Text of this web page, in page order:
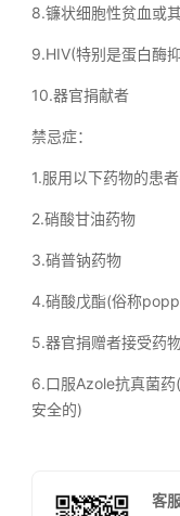
8.镰状细胞性贫血或
9.HIV(特别是蛋白酶
10.器官捐献者
禁忌症：
1.服用以下药物的患
2.硝酸甘油药物
3.硝普钠药物
4.硝酸戊酯(俗称
5.器官捐赠者接受药
6.口服Azole抗真菌
安全的)
客